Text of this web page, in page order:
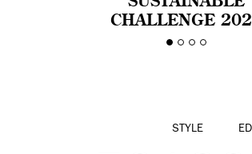
CHALLENGE
CELEBRA LA
STYLE